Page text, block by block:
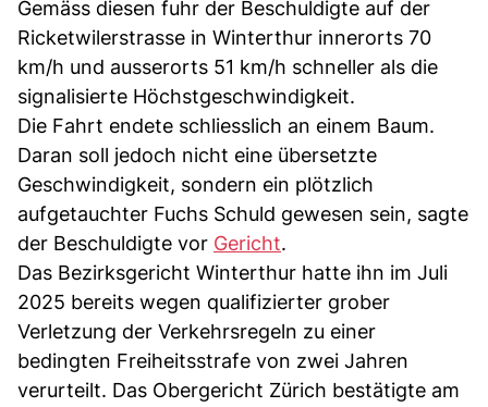
Gemäss diesen fuhr der Beschuldigte auf der
Ricketwilerstrasse in Winterthur innerorts 70
km/h und ausserorts 51 km/h schneller als die
signalisierte Höchstgeschwindigkeit.
Die Fahrt endete schliesslich an einem Baum.
Daran soll jedoch nicht eine übersetzte
Geschwindigkeit, sondern ein plötzlich
aufgetauchter Fuchs Schuld gewesen sein, sagte
der Beschuldigte vor Gericht.
Das Bezirksgericht Winterthur hatte ihn im Juli
2025 bereits wegen qualifizierter grober
Verletzung der Verkehrsregeln zu einer
bedingten Freiheitsstrafe von zwei Jahren
verurteilt. Das Obergericht Zürich bestätigte am